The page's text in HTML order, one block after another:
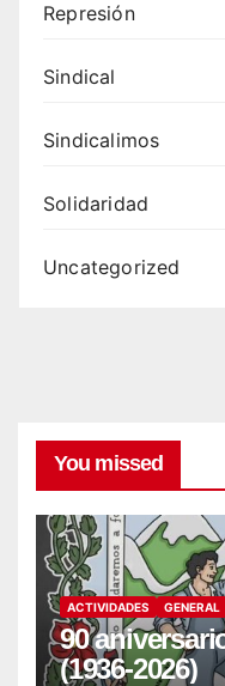
Represión
Sindical
Sindicalimos
Solidaridad
Uncategorized
You missed
ACTIVIDADES GENERAL
90
(1936-2026)